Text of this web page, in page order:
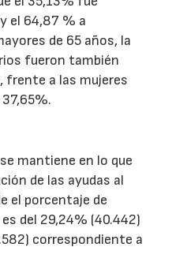
el 64,87 % a
de 65 años, la
fueron también
frente a las mujeres
mantiene en lo que
de las ayudas al
el porcentaje de
del 29,24% (40.442)
correspondiente a